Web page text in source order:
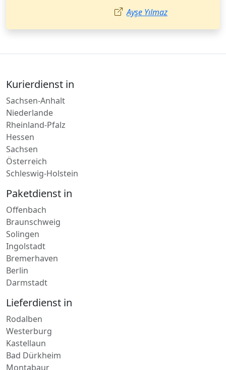
Sophie Klein
Kurierdienst in
Sachsen-Anhalt
Niederlande
Rheinland-Pfalz
Hessen
Sachsen
Österreich
Schleswig-Holstein
Paketdienst in
Offenbach
Braunschweig
Solingen
Ingolstadt
Bremerhaven
Berlin
Darmstadt
Lieferdienst in
Rodalben
Westerburg
Kastellaun
Bad Dürkheim
Montabaur